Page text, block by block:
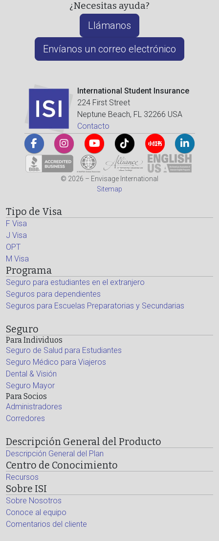
¿Necesitas ayuda?
Llámanos
Envíanos un correo electrónico
International Student Insurance
224 First Street
Neptune Beach, FL 32266 USA
Contacto
© 2026 – Envisage International
Sitemap
Tipo de Visa
F Visa
J Visa
OPT
M Visa
Programa
Seguro para estudiantes en el extranjero
Seguros para dependientes
Seguros para Escuelas Preparatorias y Secundarias
Seguro
Para Individuos
Seguro de Salud para Estudiantes
Seguro Médico para Viajeros
Dental & Visión
Seguro Mayor
Para Socios
Administradores
Corredores
Descripción General del Producto
Descripción General del Plan
Centro de Conocimiento
Recursos
Sobre ISI
Sobre Nosotros
Conoce al equipo
Comentarios del cliente